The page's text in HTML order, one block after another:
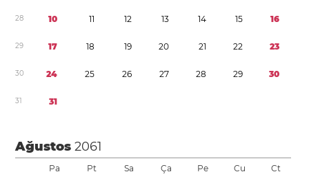
28 10 11 12 13 14 15 16
29 17 18 19 20 21 22 23
30 24 25 26 27 28 29 30
31 31
Ağustos2061
Pa Pt Sa Ça Pe Cu Ct